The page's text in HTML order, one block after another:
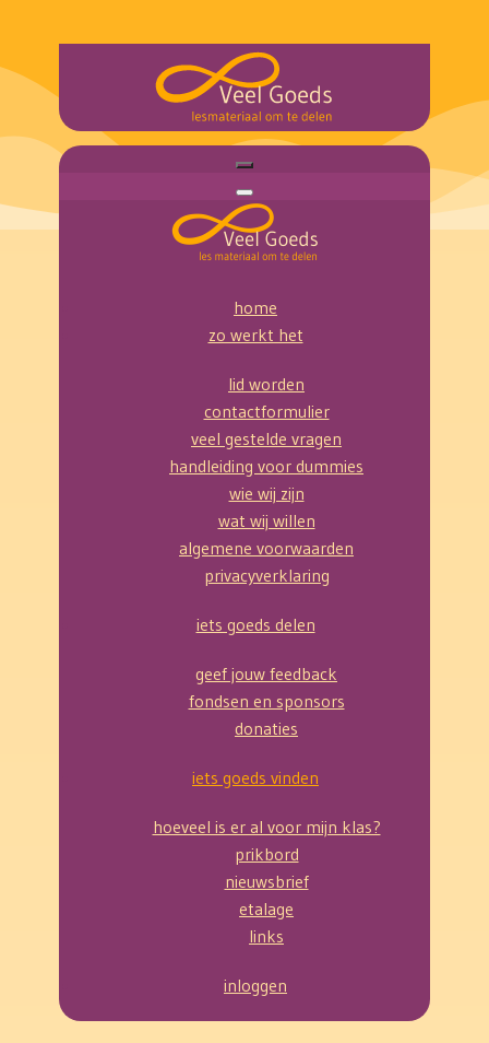
home
zo werkt het
lid worden
contactformulier
veel gestelde vragen
handleiding voor dummies
wie wij zijn
wat wij willen
algemene voorwaarden
privacyverklaring
iets goeds delen
geef jouw feedback
fondsen en sponsors
donaties
iets goeds vinden
hoeveel is er al voor mijn klas?
prikbord
nieuwsbrief
etalage
links
inloggen